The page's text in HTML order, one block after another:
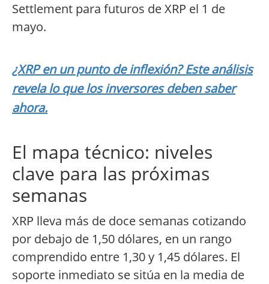
Settlement para futuros de XRP el 1 de
mayo.
¿XRP en un punto de inflexión? Este análisis
revela lo que los inversores deben saber
ahora.
El mapa técnico: niveles
clave para las próximas
semanas
XRP lleva más de doce semanas cotizando
por debajo de 1,50 dólares, en un rango
comprendido entre 1,30 y 1,45 dólares. El
soporte inmediato se sitúa en la media de